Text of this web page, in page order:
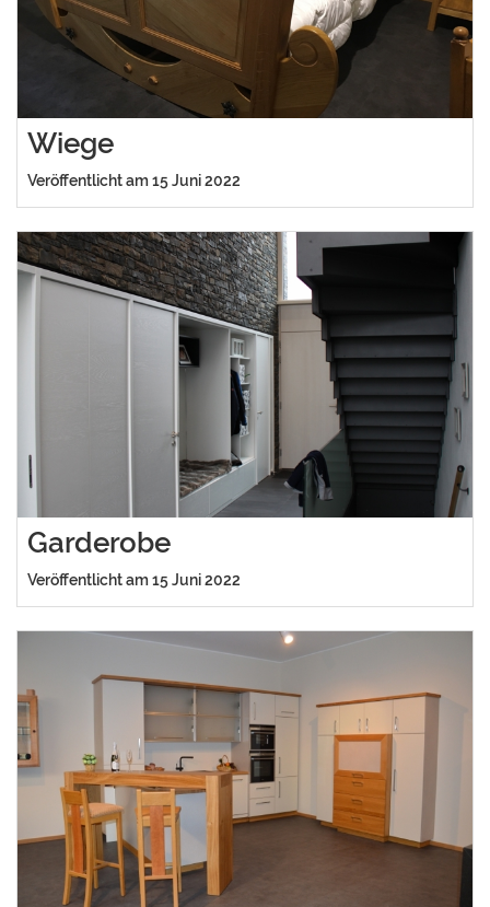
Wiege
Veröffentlicht am 15 Juni 2022
Garderobe
Veröffentlicht am 15 Juni 2022